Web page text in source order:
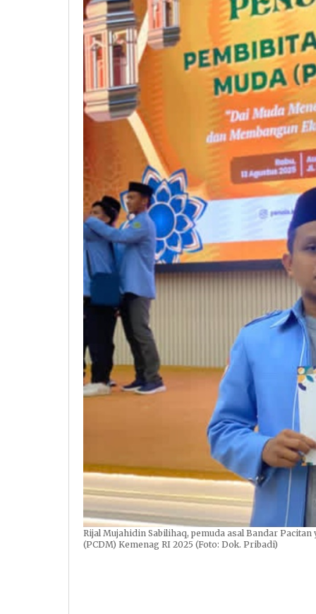
Rijal Mujahidin Sabilihaq, pemuda asal Bandar
(PCDM) Kemenag RI 2025 (Foto: Dok. Pribadi)